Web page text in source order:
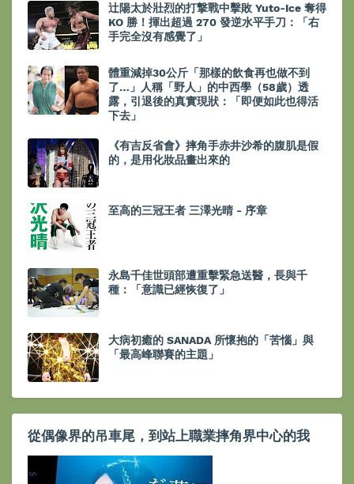
辻陽太於壯烈的打撃戰中擊敗 Yuto-Ice 奪得
KO 勝！揮出超過 270 發逆水平手刀：「右
手完全沒有感覺了」
體重減掉30公斤「那樣的飲食再也做不到
了…」人稱「野人」的中西學（58歲）透
露，引退後的真實現狀：「即便如此也得活
下去」
《有吉反省會》摔角手赤井沙希的腹肌是假
的，是用化妝品畫出來的
至高的三冠王者 三澤光晴 - 序章
永島千佳世頭部遭重擊緊急送醫，長與千
種：「意識已經恢復了」
大病初癒的 SANADA 所懷抱的「苦惱」與
「最高峰聯賽的主題」
從偶像界的吊車尾，到站上職業摔角界中心的我